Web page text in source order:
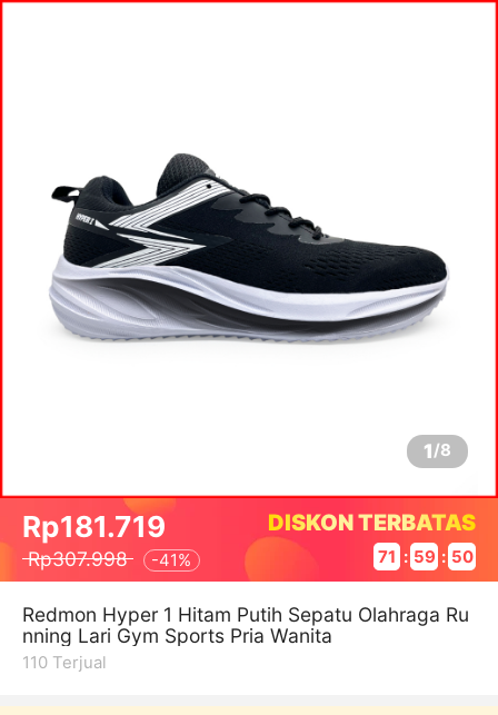
1/8
Rp181.719
Rp307.998 -41%
DISKON TERBATAS
71 : 59 : 50
Redmon Hyper 1 Hitam Putih Sepatu Olahraga Ru
nning Lari Gym Sports Pria Wanita
110 Terjual